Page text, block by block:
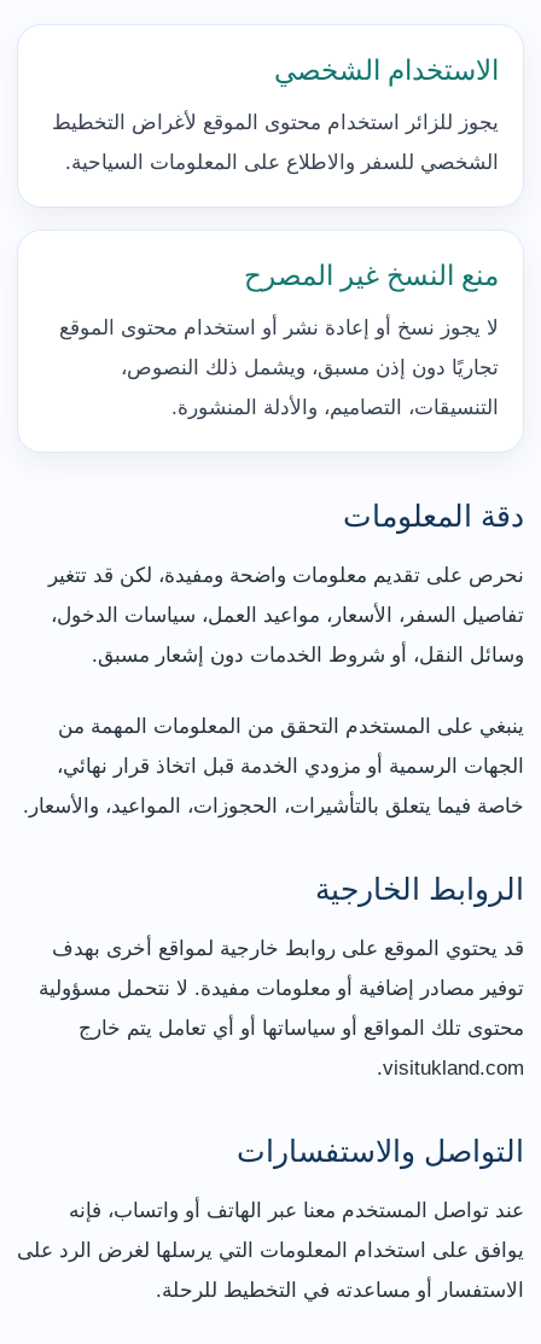
الاستخدام الشخصي
يجوز للزائر استخدام محتوى الموقع لأغراض التخطيط
الشخصي للسفر والاطلاع على المعلومات السياحية.
منع النسخ غير المصرح
لا يجوز نسخ أو إعادة نشر أو استخدام محتوى الموقع
تجاريًا دون إذن مسبق، ويشمل ذلك النصوص،
التنسيقات، التصاميم، والأدلة المنشورة.
دقة المعلومات
نحرص على تقديم معلومات واضحة ومفيدة، لكن قد تتغير
تفاصيل السفر، الأسعار، مواعيد العمل، سياسات الدخول،
وسائل النقل، أو شروط الخدمات دون إشعار مسبق.
ينبغي على المستخدم التحقق من المعلومات المهمة من
الجهات الرسمية أو مزودي الخدمة قبل اتخاذ قرار نهائي،
خاصة فيما يتعلق بالتأشيرات، الحجوزات، المواعيد، والأسعار.
الروابط الخارجية
قد يحتوي الموقع على روابط خارجية لمواقع أخرى بهدف
توفير مصادر إضافية أو معلومات مفيدة. لا نتحمل مسؤولية
محتوى تلك المواقع أو سياساتها أو أي تعامل يتم خارج
visitukland.com.
التواصل والاستفسارات
عند تواصل المستخدم معنا عبر الهاتف أو واتساب، فإنه
يوافق على استخدام المعلومات التي يرسلها لغرض الرد على
الاستفسار أو مساعدته في التخطيط للرحلة.